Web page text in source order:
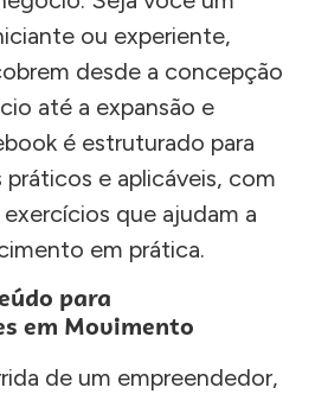
ou experiente,
desde a concepção
até a expansão e
é estruturado para
e aplicáveis, com
que ajudam a
em prática.
para
em Movimento
de um empreendedor,